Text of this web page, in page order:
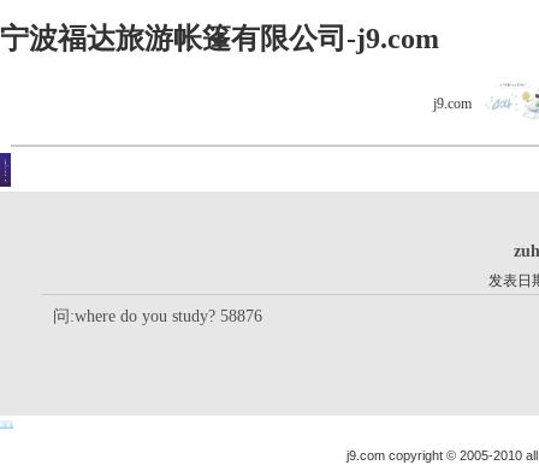
宁波福达旅游帐篷有限公司-j9.com
j9.com
发表日
问:where do you study? 58876
j9.com copyright © 2005-2010